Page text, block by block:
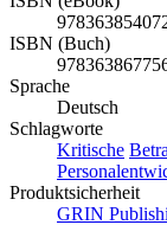
ISBN (Buch)
Sprache
Deutsch
Schlagworte
Kritische
Produktsicherheit
GRIN